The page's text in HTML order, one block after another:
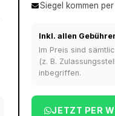
Siegel kommen
Inkl. allen
Im Preis sind
(z. B.
inbegriffen.
JETZT PER